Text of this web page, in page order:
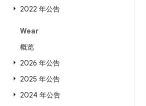
2022 年公告
Wear
概览
2026 年公告
2025 年公告
2024 年公告